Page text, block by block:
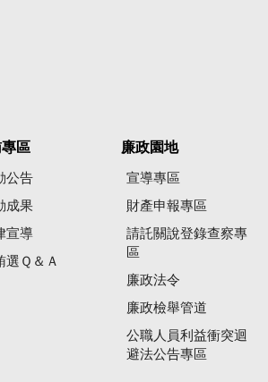
區
公告
成果
宣導
選Ｑ＆Ａ
廉政園地
宣導專區
財產申報專區
請託關說登錄查察專
區
廉政法令
廉政檢舉管道
公職人員利益衝突迴
避法公告專區